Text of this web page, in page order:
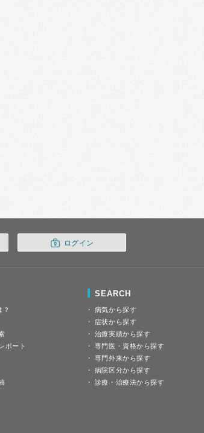
ログイン
？
ポート
SEARCH
病気から探す
症状から探す
治療実績から探す
専門医・資格から探す
専門外来から探す
病院区分から探す
診療・治療法から探す